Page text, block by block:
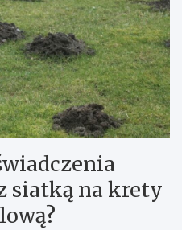
siatką na krety